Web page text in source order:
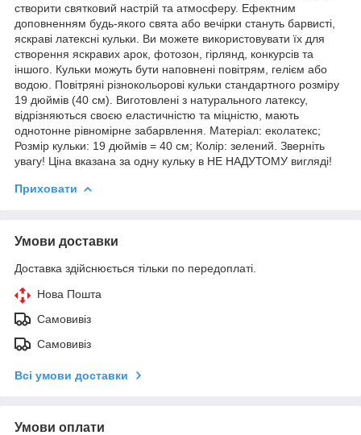
створити святковий настрій та атмосферу. Ефектним
доповненням будь-якого свята або вечірки стануть барвисті,
яскраві латексні кульки. Ви можете використовувати їх для
створення яскравих арок, фотозон, гірлянд, конкурсів та
іншого. Кульки можуть бути наповнені повітрям, гелієм або
водою. Повітряні різнокольорові кульки стандартного розміру
19 дюймів (40 см). Виготовлені з натурального латексу,
відрізняються своєю еластичністю та міцністю, мають
однотонне рівномірне забарвлення. Матеріал: еколатекс;
Розмір кульки: 19 дюймів = 40 см; Колір: зелений. Зверніть
увагу! Ціна вказана за одну кульку в НЕ НАДУТОМУ вигляді!
Приховати
Умови доставки
Доставка здійснюється тільки по передоплаті.
Нова Пошта
Самовивіз
Самовивіз
Всі умови доставки
Умови оплати